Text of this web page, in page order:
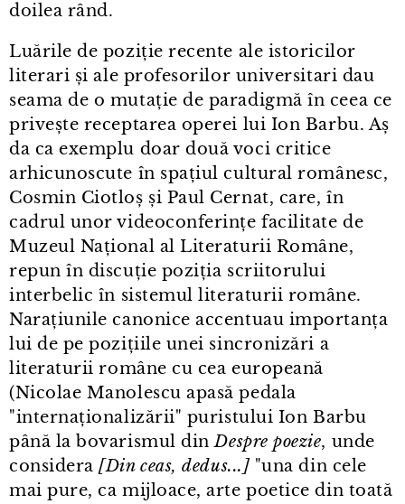
doilea rând.
Luările de poziție recente ale istoricilor
literari și ale profesorilor universitari dau
seama de o mutație de paradigmă în ceea ce
privește receptarea operei lui Ion Barbu. Aș
da ca exemplu doar două voci critice
arhicunoscute în spațiul cultural românesc,
Cosmin Ciotloș și Paul Cernat, care, în
cadrul unor videoconferințe facilitate de
Muzeul Național al Literaturii Române,
repun în discuție poziția scriitorului
interbelic în sistemul literaturii române.
Narațiunile canonice accentuau importanța
lui de pe pozițiile unei sincronizări a
literaturii române cu cea europeană
(Nicolae Manolescu apasă pedala
"internaționalizării" puristului Ion Barbu
până la bovarismul dinDespre poezie, unde
considera[Din ceas, dedus...] "una din cele
mai pure, ca mijloace, arte poetice din toată